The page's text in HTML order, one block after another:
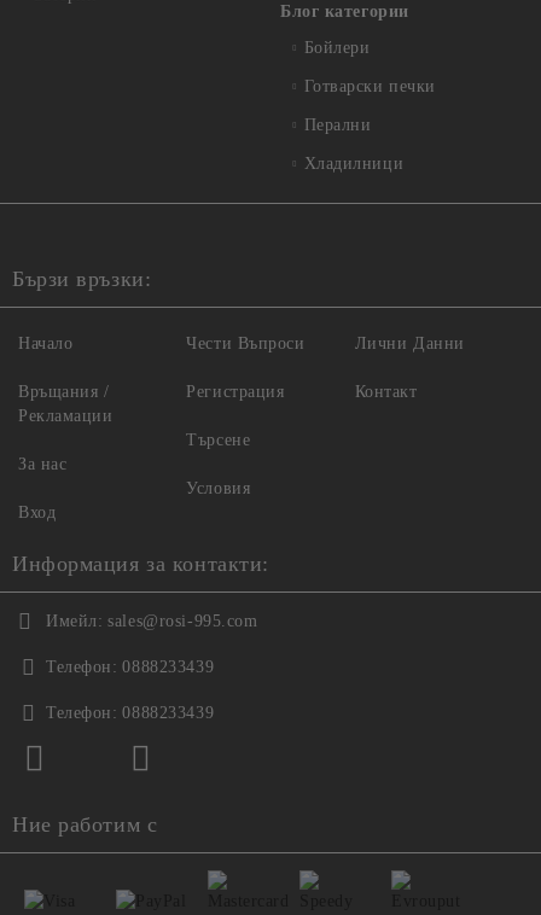
Блог категории
Бойлери
Готварски печки
Перални
Хладилници
Бързи връзки:
Начало
Връщания /
Рекламации
За нас
Вход
Чести Въпроси
Регистрация
Търсене
Условия
Лични Данни
Контакт
Информация за контакти:
Имейл: sales@rosi-995.com
Телефон: 0888233439
Телефон: 0888233439
Ние работим с